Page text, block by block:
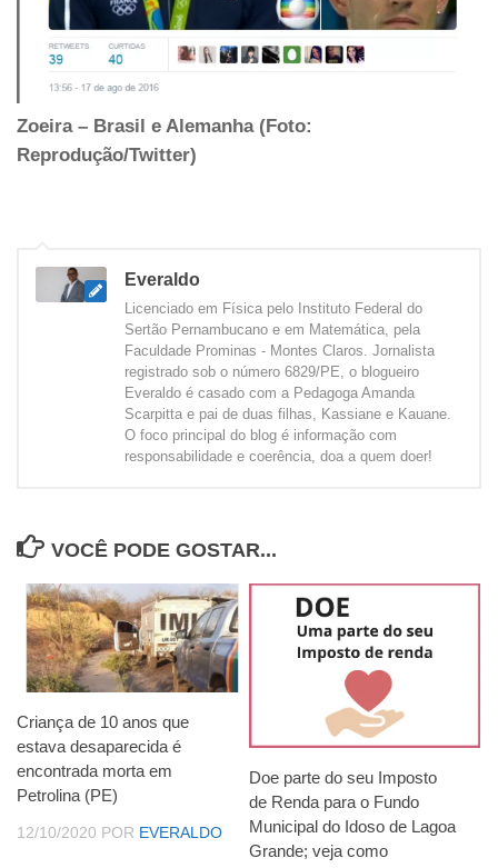
Zoeira – Brasil e Alemanha (Foto:
Reprodução/Twitter)
Everaldo
Licenciado em Física pelo Instituto Federal do
Sertão Pernambucano e em Matemática, pela
Faculdade Prominas - Montes Claros. Jornalista
registrado sob o número 6829/PE, o blogueiro
Everaldo é casado com a Pedagoga Amanda
Scarpitta e pai de duas filhas, Kassiane e Kauane.
O foco principal do blog é informação com
responsabilidade e coerência, doa a quem doer!
VOCÊ PODE GOSTAR...
Criança de 10 anos que
estava desaparecida é
encontrada morta em
Petrolina (PE)
12/10/2020 POR EVERALDO
Doe parte do seu Imposto
de Renda para o Fundo
Municipal do Idoso de Lagoa
Grande; veja como